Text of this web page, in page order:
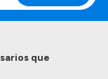
que